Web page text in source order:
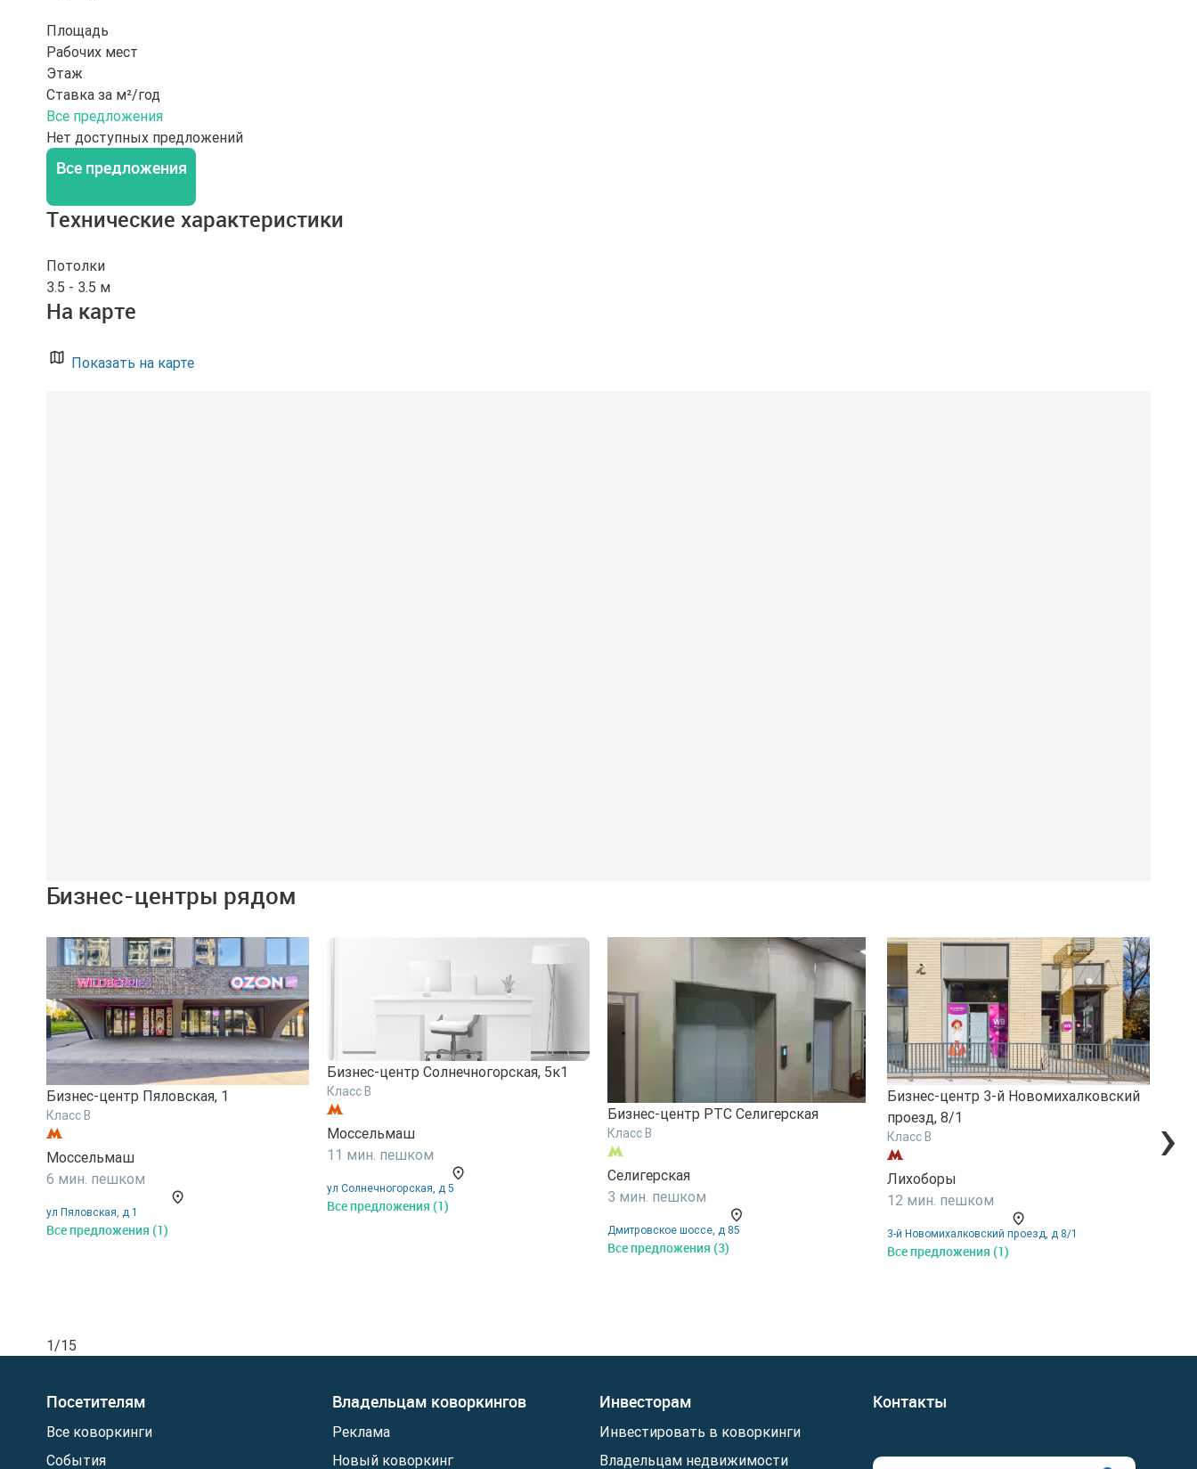
Площадь
Рабочих мест
Этаж
Ставка за м²/год
Все предложения
Нет доступных предложений
Все предложения
Технические характеристики
Потолки
3.5 - 3.5 м
На карте
Показать на карте
Бизнес-центры рядом
Бизнес-центр Пяловская, 1
Класс B
Моссельмаш
6 мин. пешком
ул Пяловская, д 1
Все предложения (1)
Бизнес-центр Солнечногорская, 5к1
Класс B
Моссельмаш
11 мин. пешком
ул Солнечногорская, д 5
Все предложения (1)
Бизнес-центр РТС Селигерская
Класс B
Селигерская
3 мин. пешком
Дмитровское шоссе, д 85
Все предложения (3)
Бизнес-центр 3-й Новомихалковский
проезд, 8/1
Класс B
Лихоборы
12 мин. пешком
3-й Новомихалковский проезд, д 8/1
Все предложения (1)
›
1/15
Посетителям
Все коворкинги
События
Владельцам коворкингов
Реклама
Новый коворкинг
Инвесторам
Инвестировать в коворкинги
Владельцам недвижимости
Контакты